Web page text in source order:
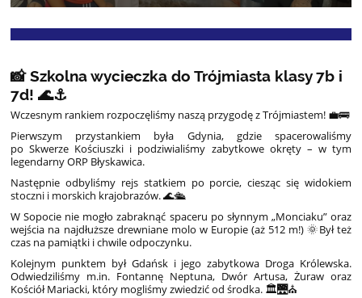
📸 Szkolna wycieczka do Trójmiasta klasy 7b i
7d! 🌊⚓
Wczesnym rankiem rozpoczęliśmy naszą przygodę z Trójmiastem! 💼🚌
Pierwszym przystankiem była Gdynia, gdzie spacerowaliśmy
po Skwerze Kościuszki i podziwialiśmy zabytkowe okręty – w tym
legendarny ORP Błyskawica.
Następnie odbyliśmy rejs statkiem po porcie, ciesząc się widokiem
stoczni i morskich krajobrazów.🌊🛳️
W Sopocie nie mogło zabraknąć spaceru po słynnym „Monciaku” oraz
wejścia na najdłuższe drewniane molo w Europie (aż 512 m!)🌞Był też
czas na pamiątki i chwile odpoczynku.
Kolejnym punktem był Gdańsk i jego zabytkowa Droga Królewska.
Odwiedziliśmy m.in. Fontannę Neptuna, Dwór Artusa, Żuraw oraz
Kościół Mariacki, który mogliśmy zwiedzić od środka. 🏛️🌉⛪